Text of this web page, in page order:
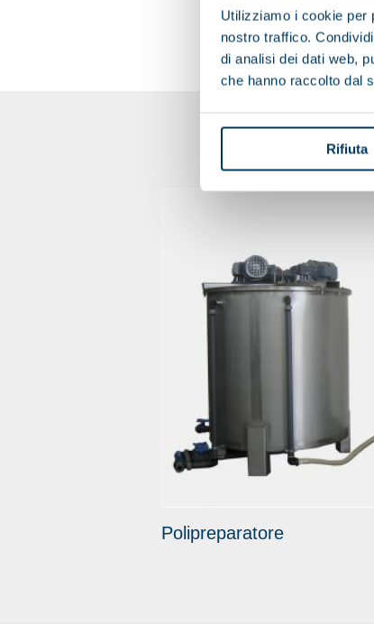
Utilizziamo i cookie per
nostro traffico.
di analisi dei dati web,
che hanno raccolto dal
Rifiuta
Polipreparatore